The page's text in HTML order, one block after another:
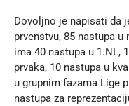
Dovoljno je napisati da
prvenstvu, 85 nastupa
ima 40 nastupa u 1.NL,
prvaka, 10 nastupa u
u grupnim fazama Lige
nastupa za